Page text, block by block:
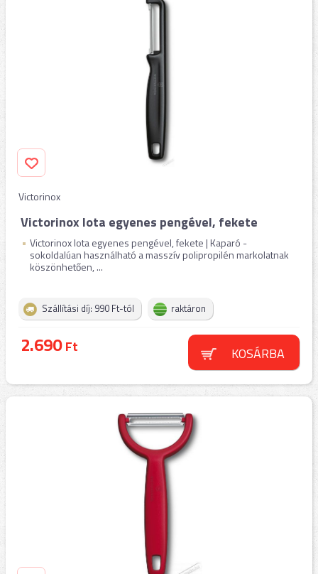
Victorinox
Victorinox Iota egyenes pengével, fekete
Victorinox Iota egyenes pengével, fekete | Kaparó -
sokoldalúan használható a masszív polipropilén markolatnak
köszönhetően, ...
Szállítási díj: 990 Ft-tól raktáron
2.690Ft KOSÁRBA